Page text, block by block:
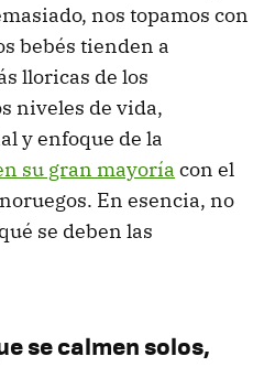
nos topamos con
bebés tienden a
lloricas de los
niveles de vida,
y enfoque de la
su gran mayoría con el
En esencia, no
se deben las
se calmen solos,